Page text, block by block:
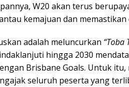
W20 akan terus
kemajuan dan memastikan
adalah meluncurkan “Toba
hingga 2030
Brisbane Goals. Untuk
seluruh peserta yang